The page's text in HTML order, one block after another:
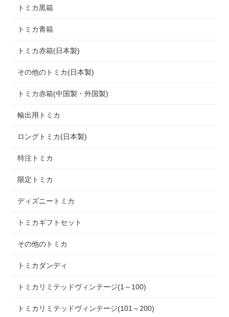
トミカ黒箱
トミカ青箱
トミカ赤箱(日本製)
その他のトミカ(日本製)
トミカ赤箱(中国製・外国製)
輸出用トミカ
ロングトミカ(日本製)
特注トミカ
限定トミカ
ディズニートミカ
トミカギフトセット
その他のトミカ
トミカダンディ
トミカリミテッドヴィンテージ(1～100)
トミカリミテッドヴィンテージ(101～200)